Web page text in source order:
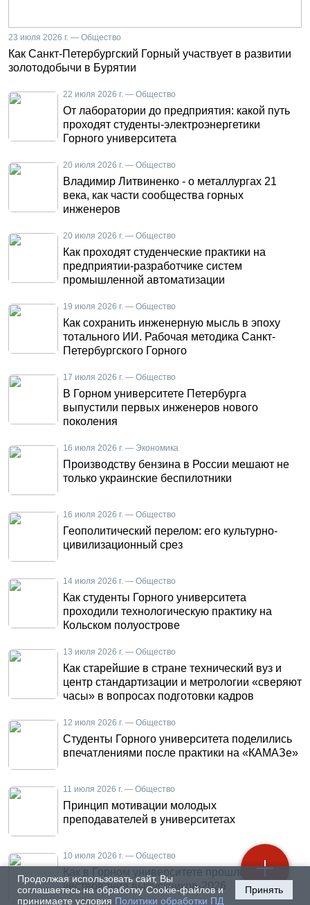
Продолжая использовать сайт, Вы
соглашаетесь на обработку Cookie-файлов и
принимаете условия Политики обработки ПД
Принять
23 июля 2026 г. — Общество
Как Санкт-Петербургский Горный участвует в развитии
золотодобычи в Бурятии
22 июля 2026 г. — Общество
От лаборатории до предприятия: какой путь
проходят студенты-электроэнергетики
Горного университета
20 июля 2026 г. — Общество
Владимир Литвиненко - о металлургах 21
века, как части сообщества горных
инженеров
20 июля 2026 г. — Общество
Как проходят студенческие практики на
предприятии-разработчике систем
промышленной автоматизации
19 июля 2026 г. — Общество
Как сохранить инженерную мысль в эпоху
тотального ИИ. Рабочая методика Санкт-
Петербургского Горного
17 июля 2026 г. — Общество
В Горном университете Петербурга
выпустили первых инженеров нового
поколения
16 июля 2026 г. — Экономика
Производству бензина в России мешают не
только украинские беспилотники
16 июля 2026 г. — Общество
Геополитический перелом: его культурно-
цивилизационный срез
14 июля 2026 г. — Общество
Как студенты Горного университета
проходили технологическую практику на
Кольском полуострове
13 июля 2026 г. — Общество
Как старейшие в стране технический вуз и
центр стандартизации и метрологии «сверяют
часы» в вопросах подготовки кадров
12 июля 2026 г. — Общество
Студенты Горного университета поделились
впечатлениями после практики на «КАМАЗе»
11 июля 2026 г. — Общество
Принцип мотивации молодых
преподавателей в университетах
10 июля 2026 г. — Общество
Как в Горном университете прошло
чествование выпускников-2026